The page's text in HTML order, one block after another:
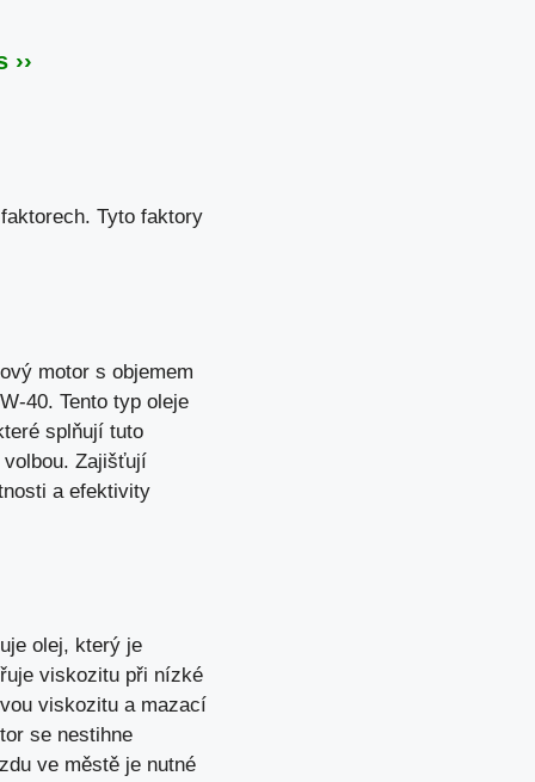
Tyto faktory
motor s objemem
40. Tento typ oleje
splňují tuto
Zajišťují
a efektivity
olej, který je
viskozitu při nízké
viskozitu a mazací
se nestihne
ve městě je nutné